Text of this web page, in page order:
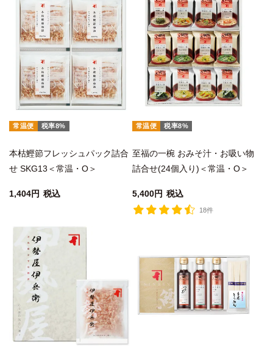
常温便 税率8%
本枯鰹節フレッシュパック詰合
せ SKG13＜常温・O＞
1,404 税込
常温便 税率8%
至福の一椀 おみそ汁・お吸い物
詰合せ(24個入り)＜常温・O＞
5,400 税込
18件